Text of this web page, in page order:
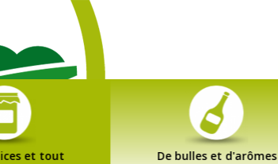
et tout De bulles et d'arômes